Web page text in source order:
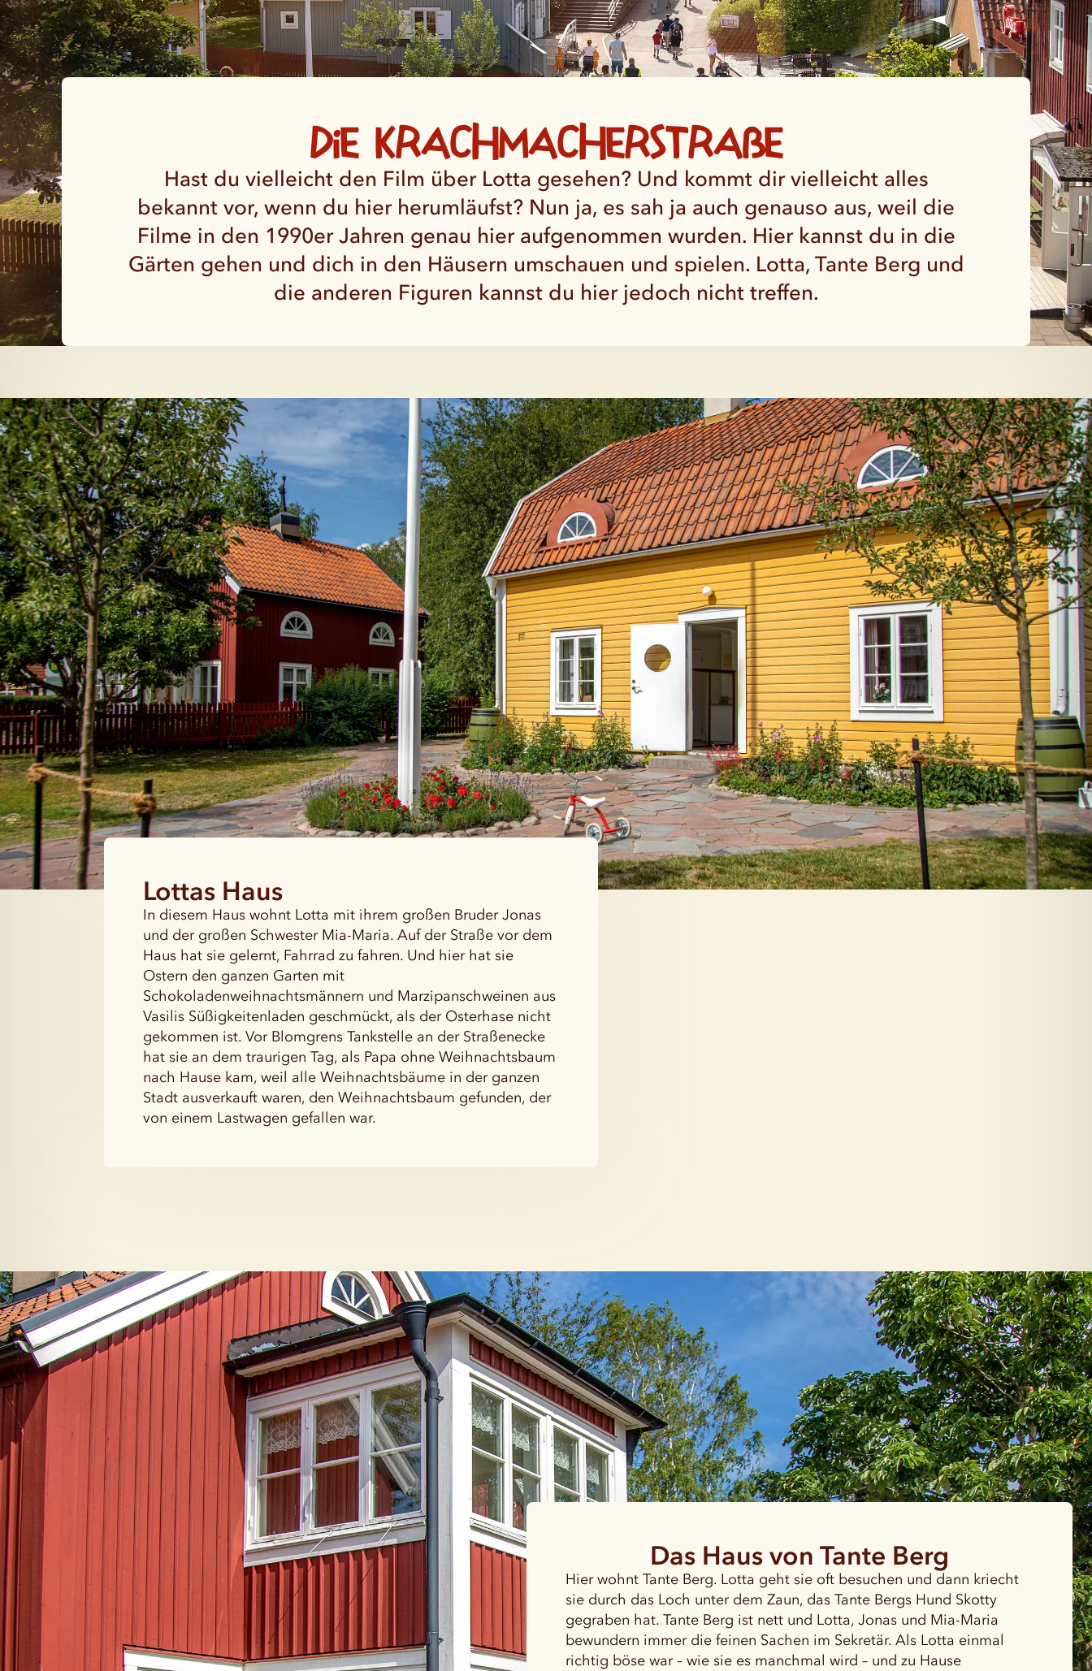
Die Krachmacherstraße
Hast du vielleicht den Film über Lotta gesehen? Und kommt dir vielleicht alles
bekannt vor, wenn du hier herumläufst? Nun ja, es sah ja auch genauso aus, weil die
Filme in den 1990er Jahren genau hier aufgenommen wurden. Hier kannst du in die
Gärten gehen und dich in den Häusern umschauen und spielen. Lotta, Tante Berg und
die anderen Figuren kannst du hier jedoch nicht treffen.
Lottas Haus
In diesem Haus wohnt Lotta mit ihrem großen Bruder Jonas
und der großen Schwester Mia-Maria. Auf der Straße vor dem
Haus hat sie gelernt, Fahrrad zu fahren. Und hier hat sie
Ostern den ganzen Garten mit
Schokoladenweihnachtsmännern und Marzipanschweinen aus
Vasilis Süßigkeitenladen geschmückt, als der Osterhase nicht
gekommen ist. Vor Blomgrens Tankstelle an der Straßenecke
hat sie an dem traurigen Tag, als Papa ohne Weihnachtsbaum
nach Hause kam, weil alle Weihnachtsbäume in der ganzen
Stadt ausverkauft waren, den Weihnachtsbaum gefunden, der
von einem Lastwagen gefallen war.
Das Haus von Tante Berg
Hier wohnt Tante Berg. Lotta geht sie oft besuchen und dann kriecht
sie durch das Loch unter dem Zaun, das Tante Bergs Hund Skotty
gegraben hat. Tante Berg ist nett und Lotta, Jonas und Mia-Maria
bewundern immer die feinen Sachen im Sekretär. Als Lotta einmal
richtig böse war – wie sie es manchmal wird – und zu Hause